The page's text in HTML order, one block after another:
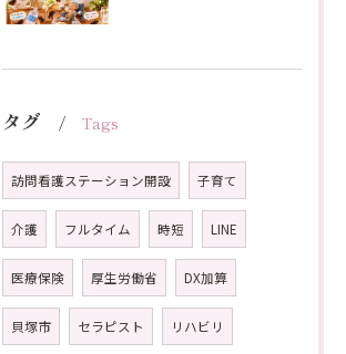
タグ Tags
訪問看護ステーション開設 子育て
介護 フルタイム 時短 LINE
医療保険 厚生労働省 DX加算
貝塚市 セラピスト リハビリ